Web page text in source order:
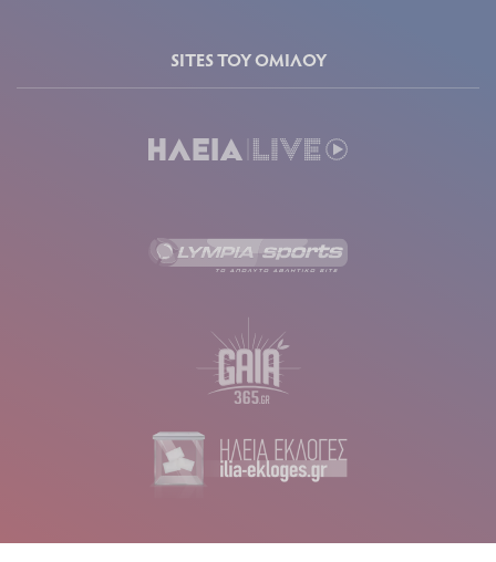
SITES ΤΟΥ ΟΜΙΛΟΥ